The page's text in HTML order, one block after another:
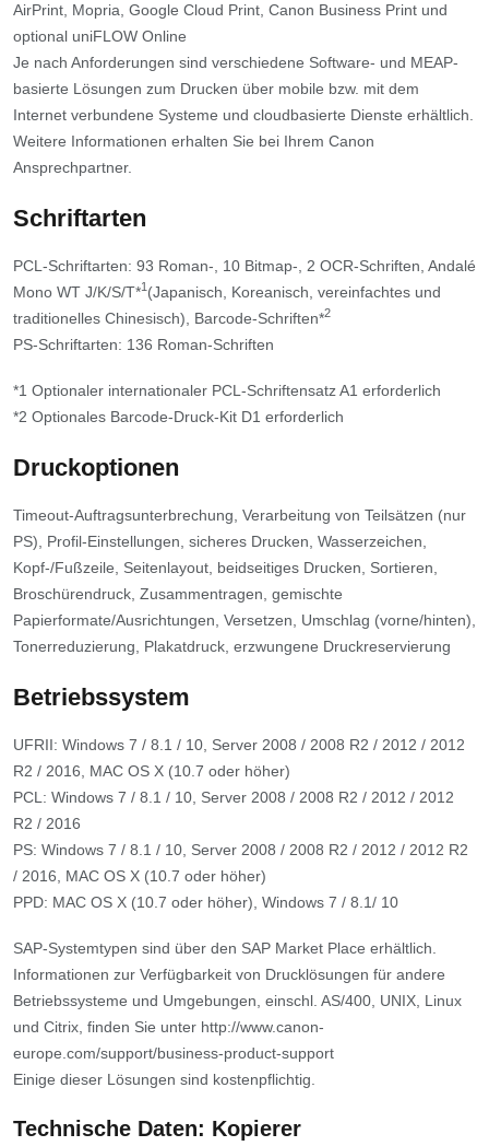
AirPrint, Mopria, Google Cloud Print, Canon Business Print und
optional uniFLOW Online
Je nach Anforderungen sind verschiedene Software- und MEAP-
basierte Lösungen zum Drucken über mobile bzw. mit dem
Internet verbundene Systeme und cloudbasierte Dienste erhältlich.
Weitere Informationen erhalten Sie bei Ihrem Canon
Ansprechpartner.
Schriftarten
PCL-Schriftarten: 93 Roman-, 10 Bitmap-, 2 OCR-Schriften, Andalé
Mono WT J/K/S/T*1 (Japanisch, Koreanisch, vereinfachtes und
traditionelles Chinesisch), Barcode-Schriften*2
PS-Schriftarten: 136 Roman-Schriften
*1 Optionaler internationaler PCL-Schriftensatz A1 erforderlich
*2 Optionales Barcode-Druck-Kit D1 erforderlich
Druckoptionen
Timeout-Auftragsunterbrechung, Verarbeitung von Teilsätzen (nur
PS), Profil-Einstellungen, sicheres Drucken, Wasserzeichen,
Kopf-/Fußzeile, Seitenlayout, beidseitiges Drucken, Sortieren,
Broschürendruck, Zusammentragen, gemischte
Papierformate/Ausrichtungen, Versetzen, Umschlag (vorne/hinten),
Tonerreduzierung, Plakatdruck, erzwungene Druckreservierung
Betriebssystem
UFRII: Windows 7 / 8.1 / 10, Server 2008 / 2008 R2 / 2012 / 2012
R2 / 2016, MAC OS X (10.7 oder höher)
PCL: Windows 7 / 8.1 / 10, Server 2008 / 2008 R2 / 2012 / 2012
R2 / 2016
PS: Windows 7 / 8.1 / 10, Server 2008 / 2008 R2 / 2012 / 2012 R2
/ 2016, MAC OS X (10.7 oder höher)
PPD: MAC OS X (10.7 oder höher), Windows 7 / 8.1/ 10
SAP-Systemtypen sind über den SAP Market Place erhältlich.
Informationen zur Verfügbarkeit von Drucklösungen für andere
Betriebssysteme und Umgebungen, einschl. AS/400, UNIX, Linux
und Citrix, finden Sie unter http://www.canon-
europe.com/support/business-product-support
Einige dieser Lösungen sind kostenpflichtig.
Technische Daten: Kopierer